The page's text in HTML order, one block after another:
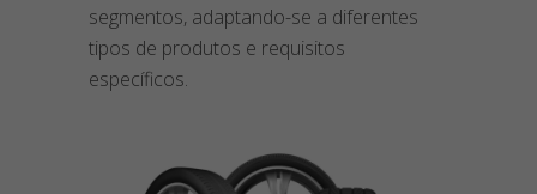
segmentos, adaptando-se a diferentes
tipos de produtos e requisitos
específicos.